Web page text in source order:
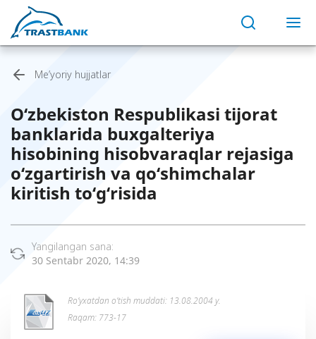
Me’yoriy hujjatlar
O‘zbekiston Respublikasi tijorat
banklarida buxgalteriya
hisobining hisobvaraqlar rejasiga
o‘zgartirish va qo‘shimchalar
kiritish to‘g‘risida
Yangilangan sana:
30 Sentabr 2020, 14:39
Ro’yxatdan o’tish muddati: 13.08.2004 y.
Raqam: 773-17